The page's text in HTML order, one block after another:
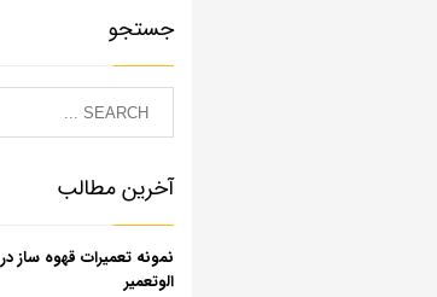
جستجو
آخرین مطالب
نمونه تعمیرات قهوه ساز در
الوتعمیر